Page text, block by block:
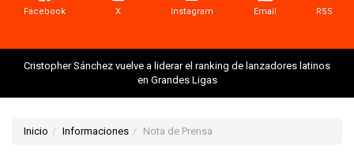
Facebook X Instagram Email RSS
Cristopher Sánchez vuelve a liderar el ranking de lanzadores latinos
en Grandes Ligas
Inicio Informaciones Nota de Prensa